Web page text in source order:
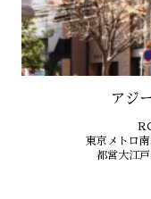
アジ
東京メトロ
都営大江